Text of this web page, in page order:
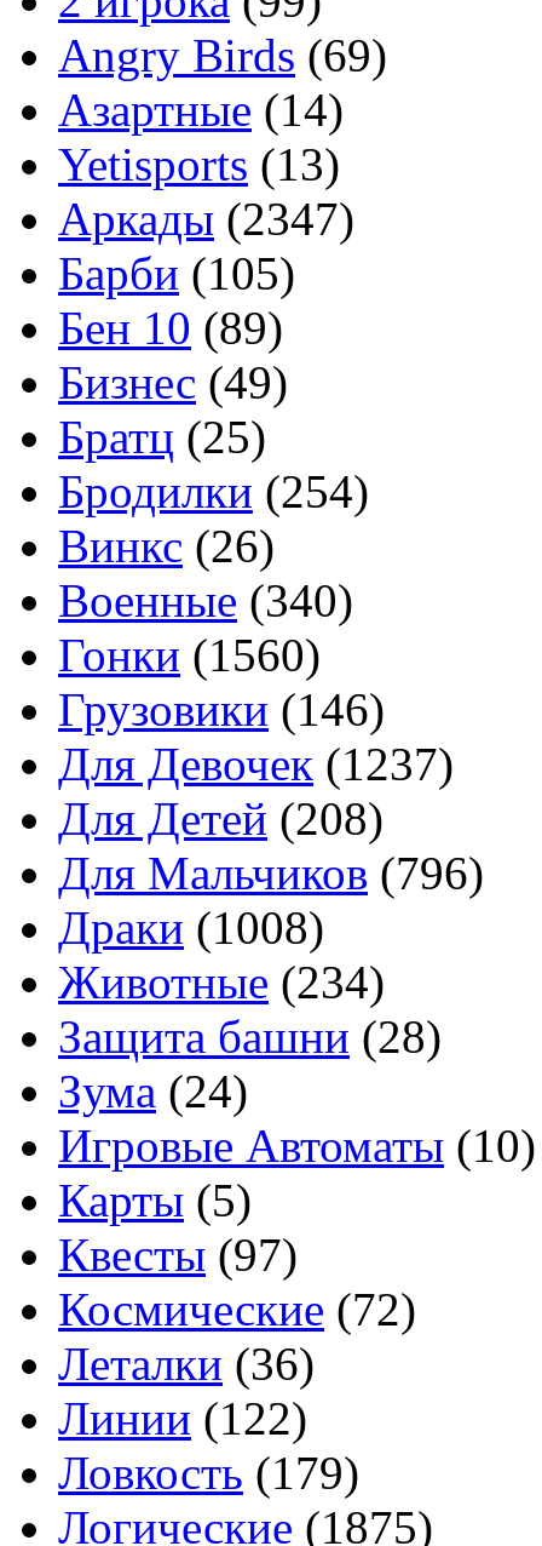
Angry Birds (69)
Азартные (14)
Yetisports (13)
Аркады (2347)
Барби (105)
Бен 10 (89)
Бизнес (49)
Братц (25)
Бродилки (254)
Винкс (26)
Военные (340)
Гонки (1560)
Грузовики (146)
Для Девочек (1237)
Для Детей (208)
Для Мальчиков (796)
Драки (1008)
Животные (234)
Защита башни (28)
Зума (24)
Игровые Автоматы (10)
Карты (5)
Квесты (97)
Космические (72)
Леталки (36)
Линии (122)
Ловкость (179)
Логические (1875)